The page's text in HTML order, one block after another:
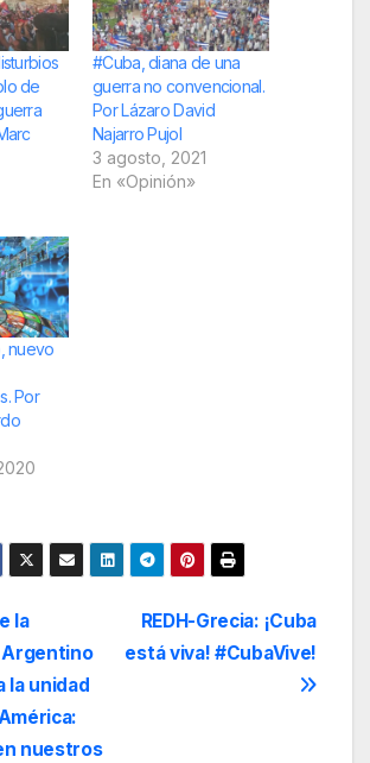
de
#Cuba, diana de una
guerra no convencional.
Por Lázaro David
Najarro Pujol
3 agosto, 2021
En «Opinión»
nuevo
Por
REDH-Grecia: ¡Cuba
está viva! #CubaVive!
la
Argentino
la unidad
nuestros